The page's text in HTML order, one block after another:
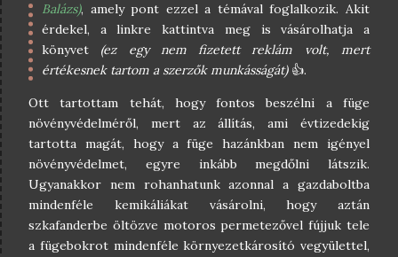
Balázs), amely pont ezzel a témával foglalkozik. Akit
érdekel, a linkre kattintva meg is vásárolhatja a
könyvet (ez egy nem fizetett reklám volt, mert
értékesnek tartom a szerzők munkásságát)👍.
Ott tartottam tehát, hogy fontos beszélni a füge
növényvédelméről, mert az állítás, ami évtizedekig
tartotta magát, hogy a füge hazánkban nem igényel
növényvédelmet, egyre inkább megdőlni látszik.
Ugyanakkor nem rohanhatunk azonnal a gazdaboltba
mindenféle kemikáliákat vásárolni, hogy aztán
szkafanderbe öltözve motoros permetezővel fújjuk tele
a fügebokrot mindenféle környezetkárosító vegyülettel,